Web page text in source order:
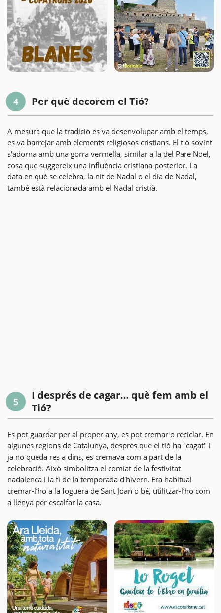
4 Per què decorem el Tió?
A mesura que la tradició es va desenvolupar amb el temps,
es va barrejar amb elements religiosos cristians. El tió sovint
s'adorna amb una gorra vermella, similar a la del Pare Noel,
cosa que suggereix una influència cristiana posterior. La
data en què se celebra, la nit de Nadal o el dia de Nadal,
també està relacionada amb el Nadal cristià.
5
I després de cagar… què fem amb el
Tió?
Es pot guardar per al proper any, es pot cremar o reciclar. En
algunes regions de Catalunya, després que el tió ha "cagat" i
ja no queda res a dins, es cremava com a part de la
celebració. Això simbolitza el comiat de la festivitat
nadalenca i la fi de la temporada d'hivern. Era habitual
cremar-l’ho a la foguera de Sant Joan o bé, utilitzar-l’ho com
a llenya per escalfar la casa.